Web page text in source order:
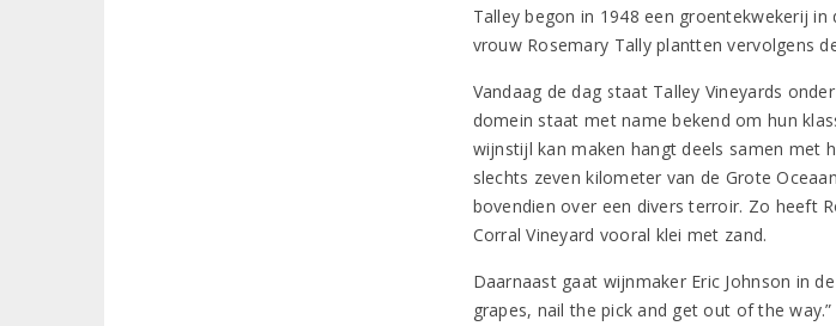
Talley begon in 1948 een groentekwekerij
vrouw Rosemary Tally plantten vervolgens
Vandaag de dag staat Talley Vineyards
domein staat met name bekend om hun
wijnstijl kan maken hangt deels samen met
slechts zeven kilometer van de Grote
bovendien over een divers terroir. Zo heeft
Corral Vineyard vooral klei met zand.
Daarnaast gaat wijnmaker Eric Johnson in
grapes, nail the pick and get out of the